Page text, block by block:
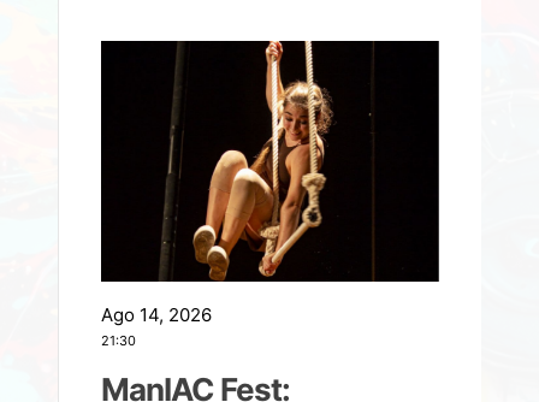
Ago 14, 2026
21:30
ManIAC Fest: